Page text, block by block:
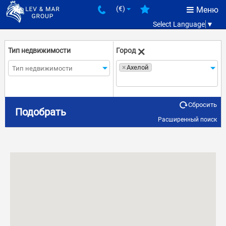
Меню
(€)
Select Language ▼
Тип недвижимости Город
×Ахелой
Количество комнат
€ – €
Подобрать
Сбросить
Расширенный поиск